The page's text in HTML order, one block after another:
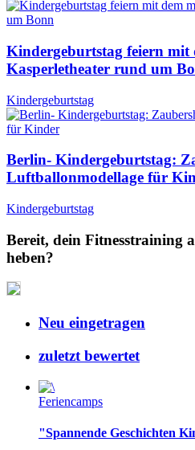
Kindergeburtstag feiern mit
Kasperletheater rund um
Kindergeburtstag
Berlin- Kindergeburtstag:
Luftballonmodellage für
Kindergeburtstag
Bereit, dein Fitnesstraining
heben?
Neu eingetragen
zuletzt bewertet
Feriencamps
"Spannende Geschichten